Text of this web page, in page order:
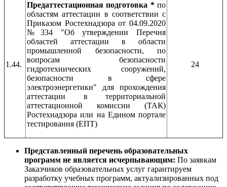
1.44.
Предаттестационная подготовка *по
областям аттестации в соответствии с
Приказом Ростехнадзора от 04.09.2020
№334 "Об утверждении Перечня
областей аттестации в области
промышленной безопасности, по
вопросам безопасности
гидротехнических сооружений,
безопасности в сфере
электроэнергетики" для прохождения
аттестации в территориальной
аттестационной комиссии (ТАК)
Ростехнадзора или на Едином портале
тестирования (ЕПТ)
24
Представленный перечень образовательных
программ не является исчерпывающим: По заявкам
Заказчиков образовательных услуг гарантируем
разработку учебных программ, актуализированных под